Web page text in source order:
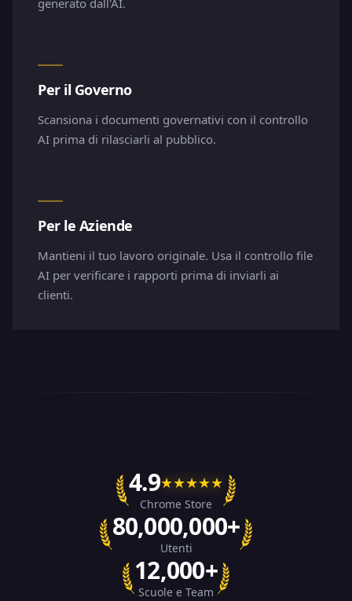
generato dall'AI.
Per il Governo
Scansiona i documenti governativi con il controllo
AI prima di rilasciarli al pubblico.
Per le Aziende
Mantieni il tuo lavoro originale. Usa il controllo file
AI per verificare i rapporti prima di inviarli ai
clienti.
4.9★★★★★
Chrome Store
80,000,000+
Utenti
12,000+
Scuole e Team